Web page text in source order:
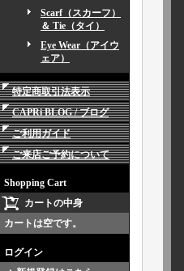
Scarf（スカーフ）
＆ Tie（タイ）
Eye Wear（アイウ
ェア）
特定商取引法表示
CAPRi BLOG / ブログ
ご利用ガイド
ご来店ご予約について
Shopping Cart
カートの中身
カートは空です。
ログイン